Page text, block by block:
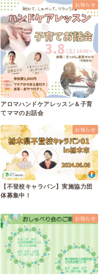
お知らせ
アロマハンドケアレッスン＆子育
てママのお話会
お知らせ
【不登校キャラバン】実施協力団
体募集中！
お知らせ